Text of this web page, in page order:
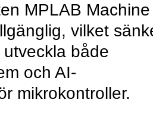
MPLAB Machine
vilket
både
och AI-
mikrokontroller.